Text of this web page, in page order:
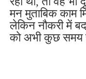
मन मुताबिक काम
लेकिन नौकरी में
को अभी कुछ समय